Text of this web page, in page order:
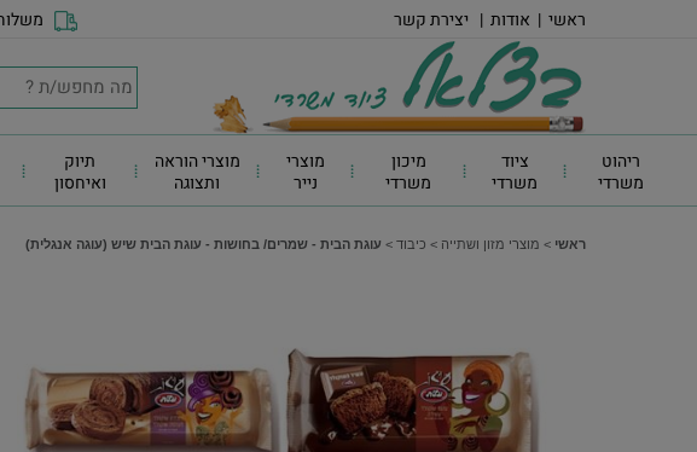
ראשי | אודות | יצירת קשר משלוח
ריהוט
משרדי
ציוד
משרדי
מיכון
משרדי
מוצרי
נייר
מוצרי הוראה
ותצוגה
תיוק
ואיחסון
ראשי > מוצרי מזון ושתייה > כיבוד > עוגת הבית - שמרים/ בחושות - עוגת הבית שיש (עוגה אנגלית)